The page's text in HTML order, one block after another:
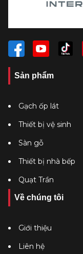
Sản phẩm
Gạch ốp lát
Thiết bị vệ sinh
Sàn gỗ
Thiết bị nhà bếp
Quạt Trần
Về chúng tôi
Giới thiệu
Liên hệ